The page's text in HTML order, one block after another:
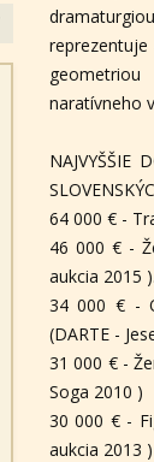
naratívneho
NAJVYŠŠIE
64 000 € -
46 000 € -
aukcia 2015 ).
34 000 € -
(DARTE -
31 000 € -
Soga 2010 )
30 000 € -
aukcia 2013 )